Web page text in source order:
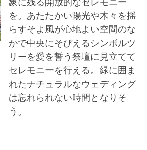
を。あたたかい陽光や木々を揺
らすそよ風が心地よい空間のな
かで中央にそびえるシンボルツ
リーを愛を誓う祭壇に見立てて
セレモニーを行える。緑に囲ま
れたナチュラルなウェディング
は忘れられない時間となりそ
う。